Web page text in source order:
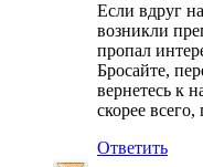
Если вдруг
возникли
пропал
Бросайте,
вернетесь к
скорее
Ответить